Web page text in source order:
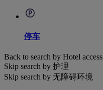
停车
Back to search by Hotel access
Skip search by 护理
Skip search by 无障碍环境